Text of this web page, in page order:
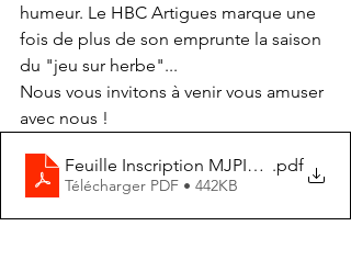
humeur. Le HBC Artigues marque une
fois de plus de son emprunte la saison
du "jeu sur herbe"...
Nous vous invitons à venir vous amuser
avec nous !
Feuille Inscription MJPITCHOUN2023
.pdf
Télécharger PDF • 442KB